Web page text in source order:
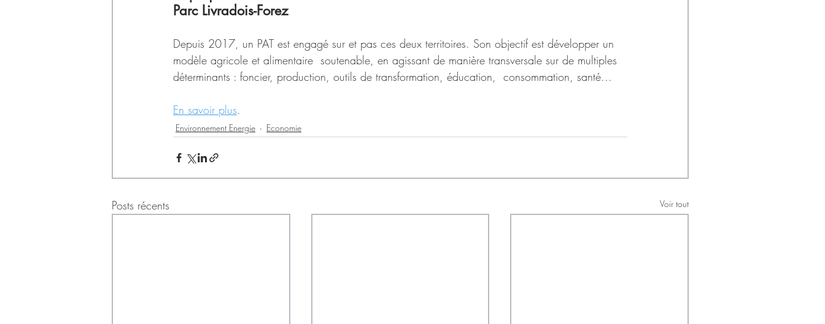
Parc Livradois-Forez
Depuis 2017, un PAT est engagé sur et pas ces deux territoires. Son objectif est développer un
modèle agricole et alimentaire  soutenable, en agissant de manière transversale sur de multiples
déterminants : foncier, production, outils de transformation, éducation,  consommation, santé...
En savoir plus.
Environnement Energie Economie
Posts récents Voir tout